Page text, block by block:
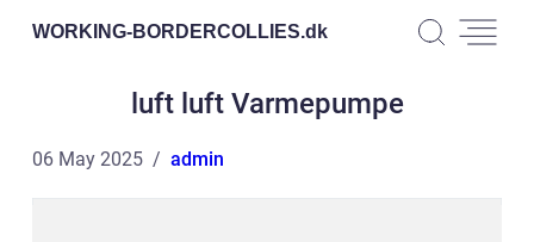
WORKING-BORDERCOLLIES.dk
luft luft Varmepumpe
06 May 2025 admin